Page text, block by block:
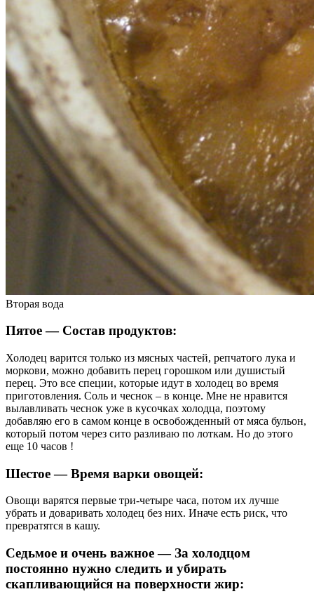
Вторая вода
Пятое — Состав продуктов:
Холодец варится только из мясных частей, репчатого лука и
моркови, можно добавить перец горошком или душистый
перец. Это все специи, которые идут в холодец во время
приготовления. Соль и чеснок – в конце. Мне не нравится
вылавливать чеснок уже в кусочках холодца, поэтому
добавляю его в самом конце в освобожденный от мяса бульон,
который потом через сито разливаю по лоткам. Но до этого
еще 10 часов !
Шестое — Время варки овощей:
Овощи варятся первые три-четыре часа, потом их лучше
убрать и доваривать холодец без них. Иначе есть риск, что
превратятся в кашу.
Седьмое и очень важное — За холодцом
постоянно нужно следить и убирать
скапливающийся на поверхности жир: